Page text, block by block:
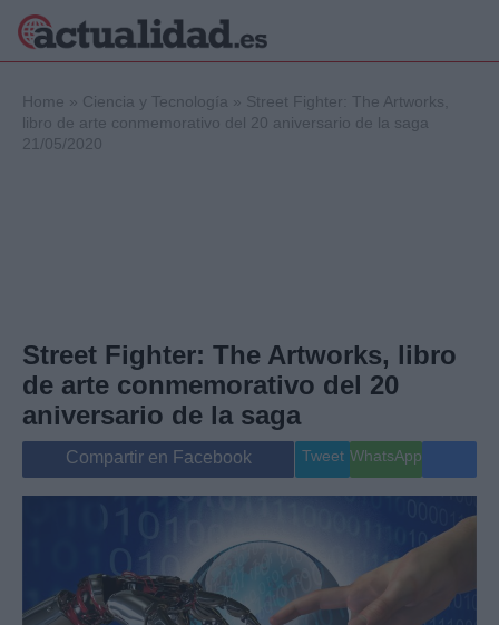
Internacional
Viajes
Gente
Musica
Home » Ciencia y Tecnología » Street Fighter: The Artworks,
libro de arte conmemorativo del 20 aniversario de la saga
21/05/2020
Street Fighter: The Artworks, libro
de arte conmemorativo del 20
aniversario de la saga
Compartir en Facebook Tweet WhatsApp